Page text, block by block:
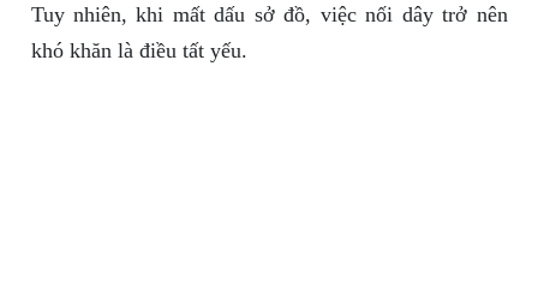
Tuy nhiên, khi mất dấu sở đồ, việc nối dây trở nên
khó khăn là điều tất yếu.